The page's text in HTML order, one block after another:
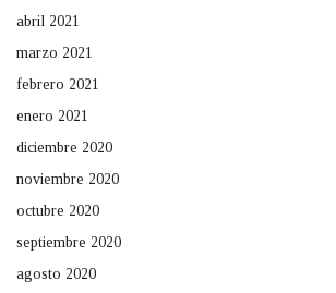
abril 2021
marzo 2021
febrero 2021
enero 2021
diciembre 2020
noviembre 2020
octubre 2020
septiembre 2020
agosto 2020